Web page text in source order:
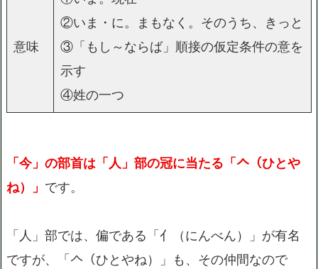
意味
②いま・に。まもなく。そのうち、きっと
③「もし～ならば」順接の仮定条件の意を
示す
④姓の一つ
「今」の部首は「人」部の冠に当たる「𠆢（ひとや
ね）」 です。
「人」部では、偏である「亻（にんべん）」が有名
ですが、「𠆢（ひとやね）」も、その仲間なので